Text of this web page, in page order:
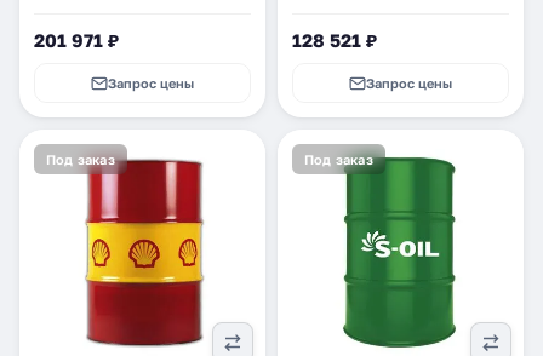
201 971 ₽
Запрос цены
128 521 ₽
Запрос цены
Под заказ Под заказ